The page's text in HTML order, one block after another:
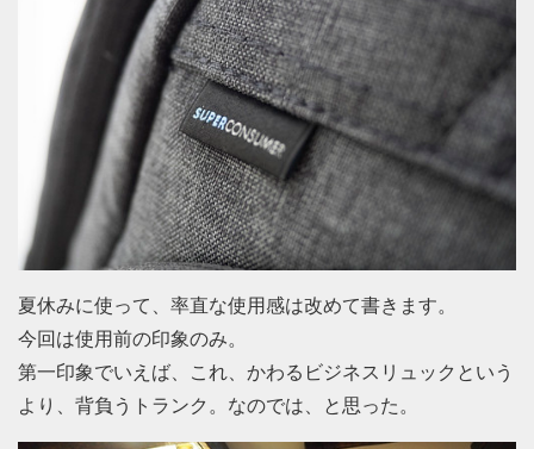
夏休みに使って、率直な使用感は改めて書きます。
今回は使用前の印象のみ。
第一印象でいえば、これ、かわるビジネスリュックという
より、背負うトランク。なのでは、と思った。